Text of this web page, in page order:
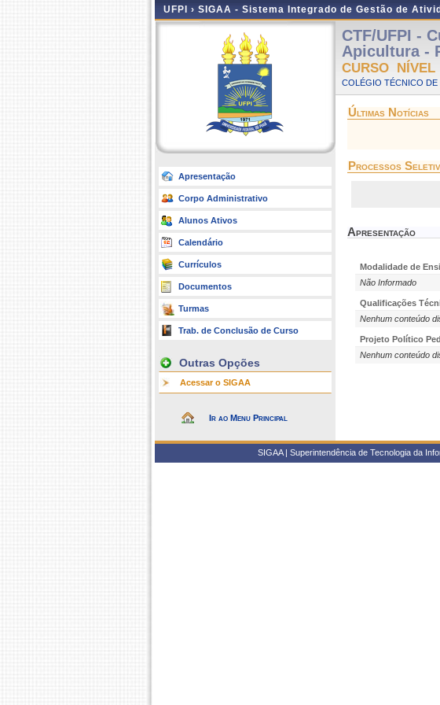
UFPI › SIGAA - Sistema Integrado de Gestão de
Apresentação
Corpo Administrativo
Alunos Ativos
Calendário
Currículos
Documentos
Turmas
Trab. de Conclusão de Curso
Outras Opções
Acessar o SIGAA
Ir ao Menu Principal
CTF/UFPI -
Apicultura -
CURSO NÍVEL
COLÉGIO TÉCNICO
Últimas Notícias
Processos
Apresentação
Modalidade de
Não Informado
Qualificações
Nenhum conteúdo
Projeto Político
Nenhum conteúdo
SIGAA | Superintendência de Tecnologia da